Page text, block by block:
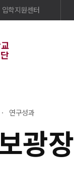
입학지원센터
광장
연구성과